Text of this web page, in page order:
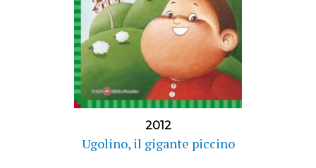
2012
Ugolino, il gigante piccino